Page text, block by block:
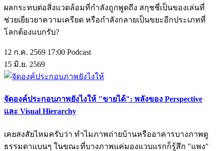
ผลกระทบต่อสิ่งแวดล้อมที่กำลังถูกพูดถึง สกุชชี่เป็นของเล่นที่
ช่วยเยียวยาความเครียด หรือกำลังกลายเป็นขยะอีกประเภทที่
โลกต้องแบกรับ?
12 ก.ค. 2569 17:00 Podcast
15 มิ.ย. 2569
จัดองค์ประกอบภาพยังไงให้ "ขายได้": พลังของ Perspective
และ Visual Hierarchy
เคยสงสัยไหมครับว่า ทำไมภาพถ่ายบ้านหรืออาคารบางภาพดู
ธรรมดาแบนๆ ในขณะที่บางภาพแค่มองแวบแรกก็รู้สึก "แพง"